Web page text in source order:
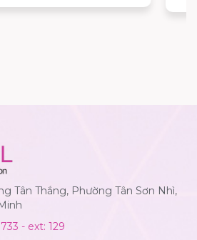
Tân Thắng, Phường Tân Sơn Nhì,
- ext: 129